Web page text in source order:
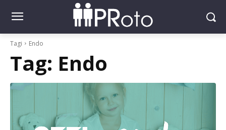
Tagi Endo
Tag: Endo